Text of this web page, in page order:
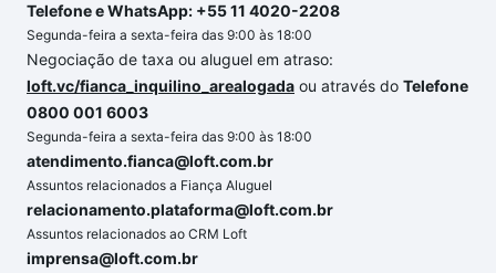
Telefone e WhatsApp: +55 11 4020-2208
Segunda-feira a sexta-feira das 9:00 às 18:00
Negociação de taxa ou aluguel em atraso:
loft.vc/fianca_inquilino_arealogada ou através do Telefone
0800 001 6003
Segunda-feira a sexta-feira das 9:00 às 18:00
atendimento.fianca@loft.com.br
Assuntos relacionados a Fiança Aluguel
relacionamento.plataforma@loft.com.br
Assuntos relacionados ao CRM Loft
imprensa@loft.com.br